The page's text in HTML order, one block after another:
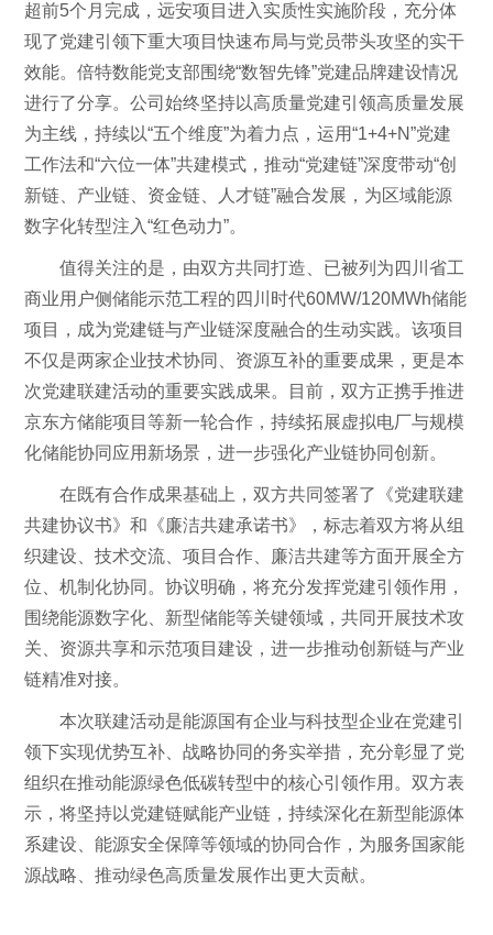
超前5个月完成，远安项目进入实质性实施阶段，充分体
现了党建引领下重大项目快速布局与党员带头攻坚的实干
效能。倍特数能党支部围绕“数智先锋”党建品牌建设情况
进行了分享。公司始终坚持以高质量党建引领高质量发展
为主线，持续以“五个维度”为着力点，运用“1+4+N”党建
工作法和“六位一体”共建模式，推动“党建链”深度带动“创
新链、产业链、资金链、人才链”融合发展，为区域能源
数字化转型注入“红色动力”。
值得关注的是，由双方共同打造、已被列为四川省工
商业用户侧储能示范工程的四川时代60MW/120MWh储能
项目，成为党建链与产业链深度融合的生动实践。该项目
不仅是两家企业技术协同、资源互补的重要成果，更是本
次党建联建活动的重要实践成果。目前，双方正携手推进
京东方储能项目等新一轮合作，持续拓展虚拟电厂与规模
化储能协同应用新场景，进一步强化产业链协同创新。
在既有合作成果基础上，双方共同签署了《党建联建
共建协议书》和《廉洁共建承诺书》，标志着双方将从组
织建设、技术交流、项目合作、廉洁共建等方面开展全方
位、机制化协同。协议明确，将充分发挥党建引领作用，
围绕能源数字化、新型储能等关键领域，共同开展技术攻
关、资源共享和示范项目建设，进一步推动创新链与产业
链精准对接。
本次联建活动是能源国有企业与科技型企业在党建引
领下实现优势互补、战略协同的务实举措，充分彰显了党
组织在推动能源绿色低碳转型中的核心引领作用。双方表
示，将坚持以党建链赋能产业链，持续深化在新型能源体
系建设、能源安全保障等领域的协同合作，为服务国家能
源战略、推动绿色高质量发展作出更大贡献。